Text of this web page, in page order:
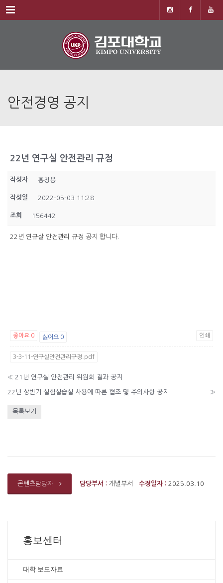
Menu
안전경영 공지
22년 연구실 안전관리 규정
작성자 홍창용
작성일 2022-05-03 11:28
조회 156442
22년 연규살 안전관리 규정 공지 합니다.
좋아요 0 싫어요 0 인쇄
3-3-11-연구실안전관리규정.pdf
« 21년 연구실 안전관리 위원회 결과 공지
22년 상반기 실험실습실 사용에 따른 협조 및 주의사항 공지 »
목록보기
콘텐츠담당자 담당부서 : 개별부서 수정일자 : 2025.03.10
홍보센터
대학 보도자료